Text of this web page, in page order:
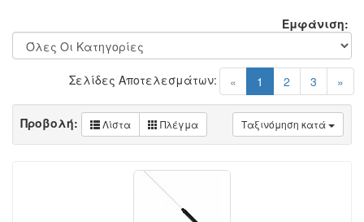
Εμφάνιση:
« 1 (current)
2 3 »
Σελίδες Αποτελεσμάτων:
Ταξινόμηση κατά
Προβολή: Λίστα Πλέγμα